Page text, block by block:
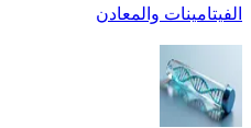
الفيتامينات والمعادن